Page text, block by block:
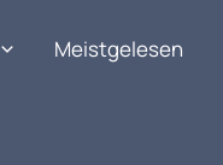
Meistgelesen